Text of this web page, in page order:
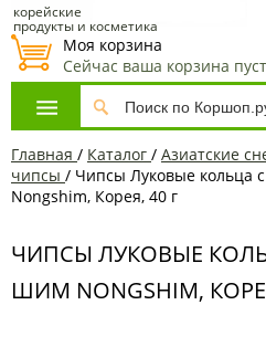
корейские
продукты и косметика
Моя корзина
Сейчас ваша корзина
Главная / Каталог / Азиатские
чипсы / Чипсы Луковые кольца
Nongshim, Корея, 40 г
ЧИПСЫ ЛУКОВЫЕ
ШИМ NONGSHIM,